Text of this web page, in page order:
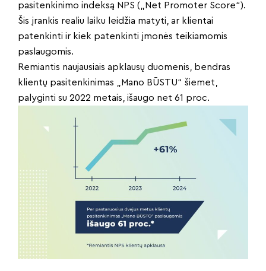
pasitenkinimo indeksą NPS („Net Promoter Score“).
Šis įrankis realiu laiku leidžia matyti, ar klientai
patenkinti ir kiek patenkinti įmonės teikiamomis
paslaugomis.
Remiantis naujausiais apklausų duomenis, bendras
klientų pasitenkinimas „Mano BŪSTU“ šiemet,
palyginti su 2022 metais, išaugo net 61 proc.